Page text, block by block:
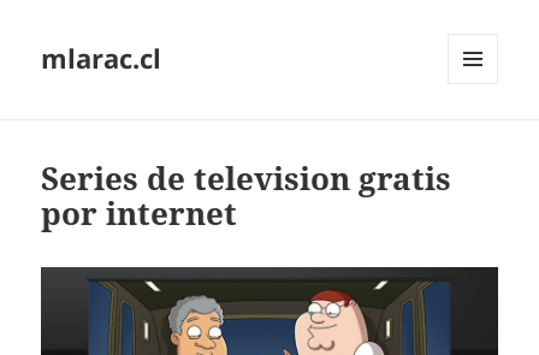
mlarac.cl
Series de television gratis
por internet